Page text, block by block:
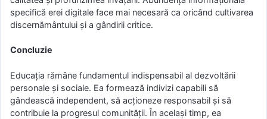
specifică erei digitale face mai necesară ca oricând cultivarea
discernământului și a gândirii critice.
Concluzie
Educația rămâne fundamentul indispensabil al dezvoltării
personale și sociale. Ea formează indivizi capabili să
gândească independent, să acționeze responsabil și să
contribuie la progresul comunității. În același timp, ea